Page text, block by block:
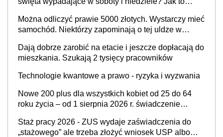
Można odliczyć prawie 5000 złotych. Wystarczy mieć
samochód. Niektórzy zapominają o tej uldze w
Dają dobrze zarobić na etacie i jeszcze dopłacają do
mieszkania. Szukają 2 tysięcy pracowników
Technologie kwantowe a prawo - ryzyka i wyzwania
Nowe 200 plus dla wszystkich kobiet od 25 do 64
roku życia – od 1 sierpnia 2026 r. świadczenie
Staż pracy 2026 - ZUS wydaje zaświadczenia do
„stażowego” ale trzeba złożyć wniosek USP albo